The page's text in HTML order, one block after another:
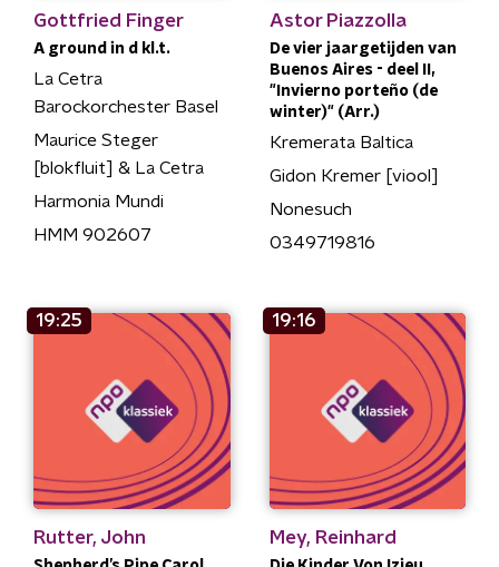
Gottfried Finger
A ground in d kl.t.
La Cetra
Barockorchester Basel
Maurice Steger
[blokfluit] & La Cetra
Harmonia Mundi
HMM 902607
Astor Piazzolla
De vier jaargetijden van
Buenos Aires - deel II,
"Invierno porteño (de
winter)" (Arr.)
Kremerata Baltica
Gidon Kremer [viool]
Nonesuch
0349719816
19:25
Rutter, John
19:16
Mey, Reinhard